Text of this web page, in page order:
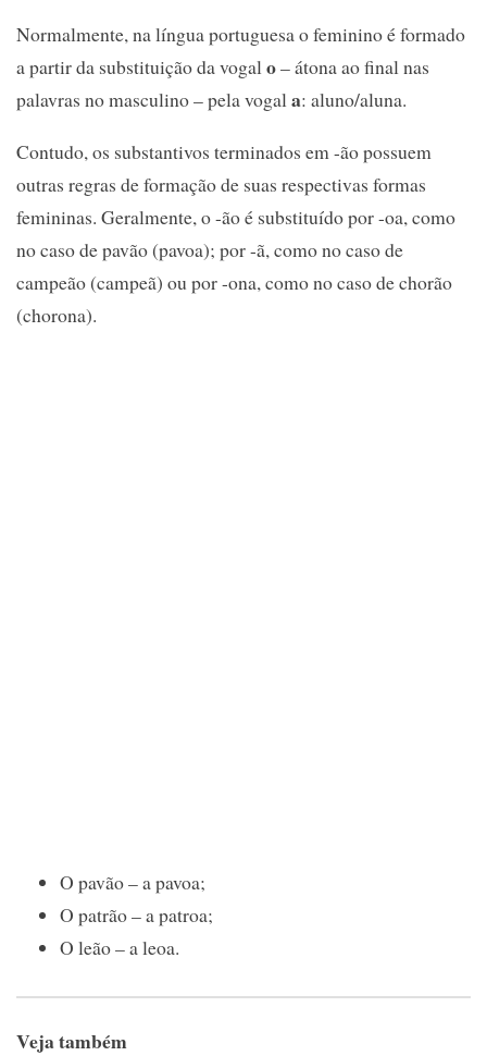
Normalmente, na língua portuguesa o feminino é formado
a partir da substituição da vogalo– átona ao final nas
palavras no masculino – pela vogala: aluno/aluna.
Contudo, os substantivos terminados em -ão possuem
outras regras de formação de suas respectivas formas
femininas. Geralmente, o -ão é substituído por -oa, como
no caso de pavão (pavoa); por -ã, como no caso de
campeão (campeã) ou por -ona, como no caso de chorão
(chorona).
O pavão – a pavoa;
O patrão – a patroa;
O leão – a leoa.
Veja também